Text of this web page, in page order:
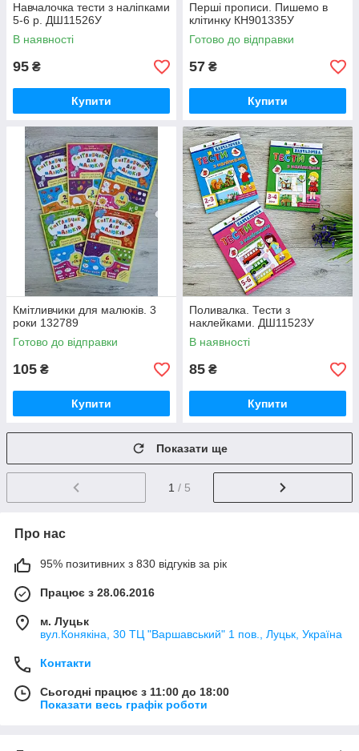
Навчалочка тести з наліпками
5-6 р. ДШ11526У
В наявності
95 ₴
Купити
Перші прописи. Пишемо в
клітинку КН901335У
Готово до відправки
57 ₴
Купити
Кмітливчики для малюків. 3
роки 132789
Готово до відправки
105 ₴
Купити
Поливалка. Тести з
наклейками. ДШ11523У
В наявності
85 ₴
Купити
Показати ще
1 / 5
Про нас
95% позитивних з 830 відгуків за рік
Працює з 28.06.2016
м. Луцьк
вул.Конякіна, 30 ТЦ "Варшавський" 1 пов., Луцьк, Україна
Контакти
Сьогодні працює з 11:00 до 18:00
Показати весь графік роботи